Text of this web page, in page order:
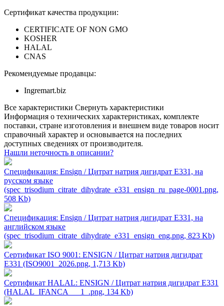
Сертификат качества продукции:
CERTIFICATE OF NON GMO
KOSHER
HALAL
CNAS
Рекомендуемые продавцы:
Ingremart.biz
Все характеристики Свернуть характеристики
Информация о технических характеристиках, комплекте
поставки, стране изготовления и внешнем виде товаров носит
справочный характер и основывается на последних
доступных сведениях от производителя.
Нашли неточность в описании?
Спецификация: Ensign / Цитрат натрия дигидрат Е331, на
русском языке
(spec_trisodium_citrate_dihydrate_e331_ensign_ru_page-0001.png,
508 Kb)
Спецификация: Ensign / Цитрат натрия дигидрат Е331, на
английском языке
(spec_trisodium_citrate_dihydrate_e331_ensign_eng.png, 823 Kb)
Сертификат ISO 9001: ENSIGN / Цитрат натрия дигидрат
Е331 (ISO9001_2026.png, 1,713 Kb)
Сертификат HALAL: ENSIGN / Цитрат натрия дигидрат Е331
(HALAL_IFANCA___1_.png, 134 Kb)